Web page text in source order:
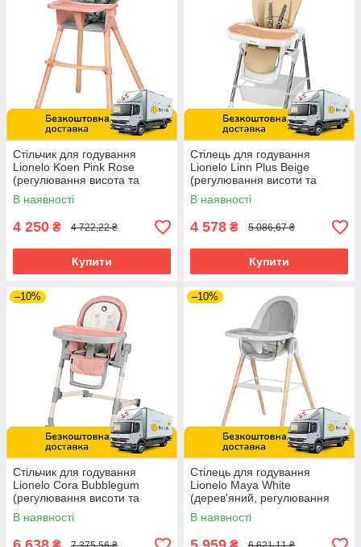
Стільчик для годування
Lionelo Koen Pink Rose
(регулювання висота та
підніжки) Рожевий
В наявності
4 250 ₴ 4 722,22 ₴
Купити
Стілець для годування
Lionelo Linn Plus Beige
(регулювання висоти та
спинки, складаний) Бежевий
В наявності
4 578 ₴ 5 086,67 ₴
Купити
–10%
Стільчик для годування
Lionelo Cora Bubblegum
(регулювання висоти та
спинки, складаний) Рожевий
В наявності
–10%
Стілець для годування
Lionelo Maya White
(дерев'яний, регулювання
висоти та спинки) Білий
В наявності